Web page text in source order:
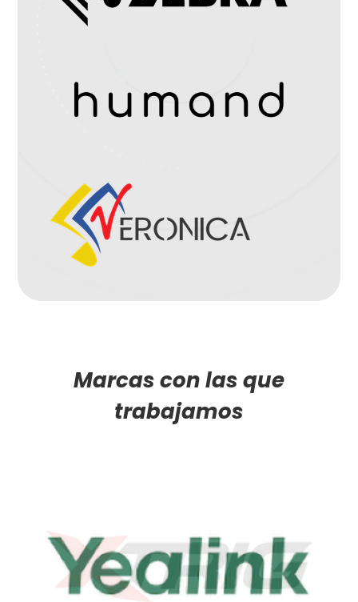
Marcas con las que
trabajamos